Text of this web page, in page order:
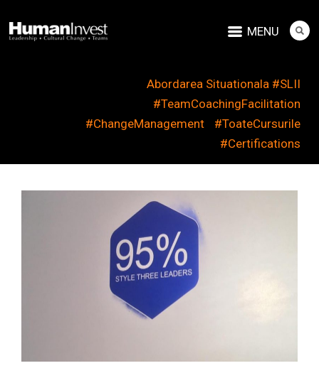
MENU
Abordarea Situationala #SLII
#TeamCoachingFacilitation
#ChangeManagement
#ToateCursurile
#Certifications